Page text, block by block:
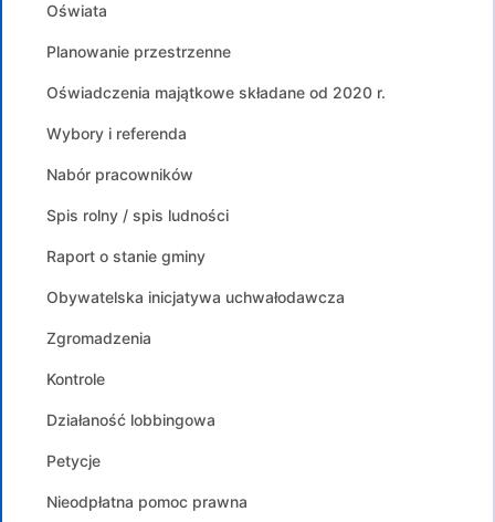
Oświata
Planowanie przestrzenne
Oświadczenia majątkowe składane od 2020 r.
Wybory i referenda
Nabór pracowników
Spis rolny / spis ludności
Raport o stanie gminy
Obywatelska inicjatywa uchwałodawcza
Zgromadzenia
Kontrole
Działaność lobbingowa
Petycje
Nieodpłatna pomoc prawna